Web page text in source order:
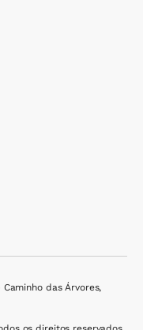
das Árvores,